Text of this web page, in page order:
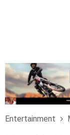
Entertainment